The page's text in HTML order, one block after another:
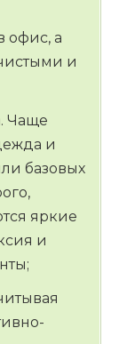
офис, а
и
Чаще
и
базовых
яркие
и